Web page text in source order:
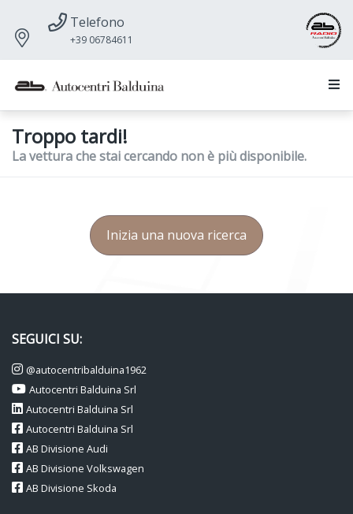
Telefono
+39 06784611
Troppo tardi!
La vettura che stai cercando non è più disponibile.
Inizia una nuova ricerca
SEGUICI SU:
@autocentribalduina1962
Autocentri Balduina Srl
Autocentri Balduina Srl
Autocentri Balduina Srl
AB Divisione Audi
AB Divisione Volkswagen
AB Divisione Skoda